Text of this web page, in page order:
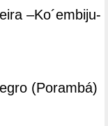
–Ko´embiju-
(Porambá)